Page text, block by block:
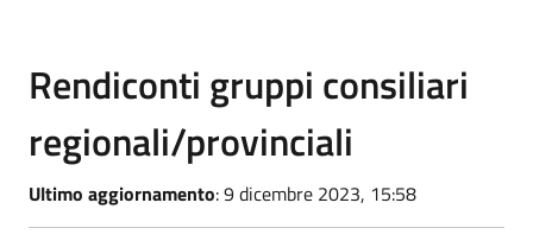
Rendiconti gruppi consiliari
regionali/provinciali
Ultimo aggiornamento: 9 dicembre 2023, 15:58